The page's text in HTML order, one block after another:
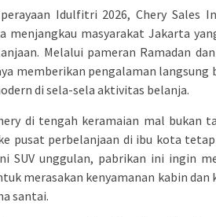
Idulfitri 2026, Chery Sales
menjangkau masyarakat Jakarta
Melalui pameran Ramadan
memberikan pengalaman
di sela-sela aktivitas belanja.
di tengah keramaian mal bukan
pusat perbelanjaan di ibu kota
SUV unggulan, pabrikan ini ingin
merasakan kenyamanan kabin
santai.